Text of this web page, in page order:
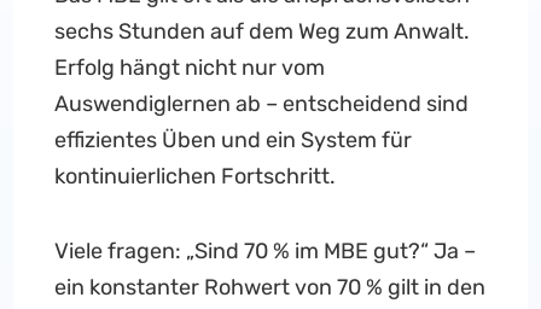
sechs Stunden auf dem Weg zum Anwalt.
Erfolg hängt nicht nur vom
Auswendiglernen ab – entscheidend sind
effizientes Üben und ein System für
kontinuierlichen Fortschritt.
Viele fragen: „Sind 70 % im MBE gut?“ Ja –
ein konstanter Rohwert von 70 % gilt in den